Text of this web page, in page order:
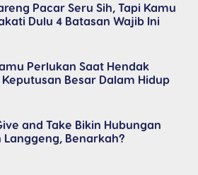
Pacar Seru Sih, Tapi Kamu
Dulu 4 Batasan Wajib Ini
Perlukan Saat Hendak
Besar Dalam Hidup
and Take Bikin Hubungan
Langgeng, Benarkah?